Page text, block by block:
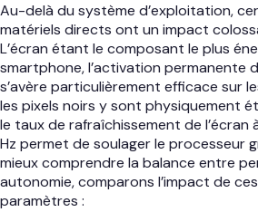
Au-delà du système d’exploitation,
matériels directs ont un impact
L’écran étant le composant le plus
smartphone, l’activation permanente
s’avère particulièrement efficace sur
les pixels noirs y sont physiquement
le taux de rafraîchissement de l’écran
Hz permet de soulager le processeur
mieux comprendre la balance entre
autonomie, comparons l’impact de
paramètres :